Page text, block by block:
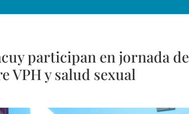
participan en jornada de
VPH y salud sexual